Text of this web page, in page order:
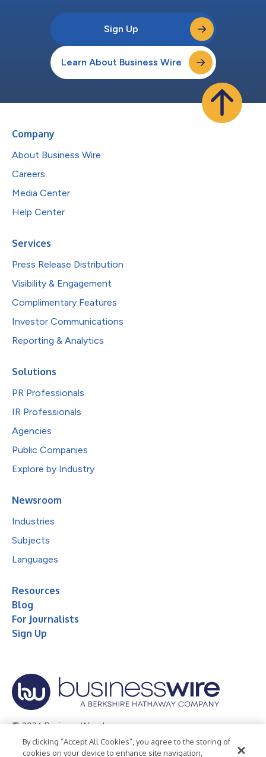
Sign Up
Learn About Business Wire
Company
About Business Wire
Careers
Media Center
Help Center
Services
Press Release Distribution
Visibility & Engagement
Complimentary Features
Investor Communications
Reporting & Analytics
Solutions
PR Professionals
IR Professionals
Agencies
Public Companies
Explore by Industry
Newsroom
Industries
Subjects
Languages
Resources
Blog
For Journalists
Sign Up
© 2026 Business Wire, Inc.
Privacy Policy Cookie Policy Accessibility Statement
By clicking “Accept All Cookies”, you agree to the storing of
cookies on your device to enhance site navigation,